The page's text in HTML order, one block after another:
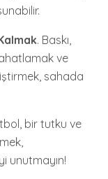
. Baskı,
ve
sahada
bir tutku ve
unutmayın!